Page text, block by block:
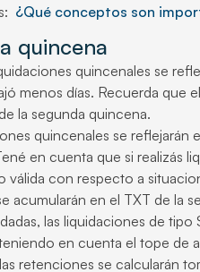
¿Qué conceptos son
quincena
quincenales se
menos días. Recuerda que
la segunda quincena.
quincenales se
en cuenta que si realizás
válida con respecto a
acumularán en el TXT de la
las liquidaciones de
en cuenta el tope
retenciones se calcularán